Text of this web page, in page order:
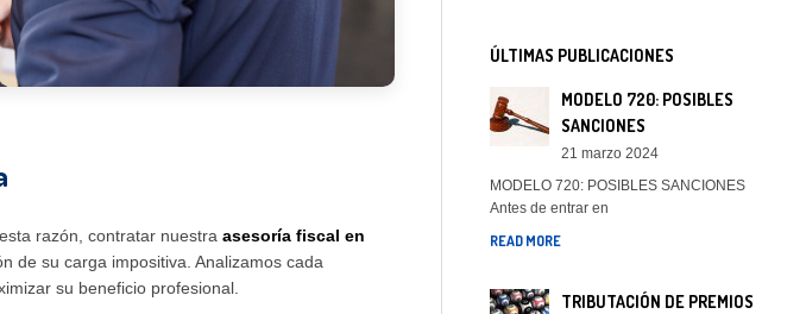
razón, contratar nuestra asesoría fiscal en
de su carga impositiva. Analizamos cada
su beneficio profesional.
ÚLTIMAS PUBLICACIONES
MODELO 720: POSIBLES
SANCIONES
21 marzo 2024
MODELO 720: POSIBLES SANCIONES
Antes de entrar en
READ MORE
TRIBUTACIÓN DE PREMIOS